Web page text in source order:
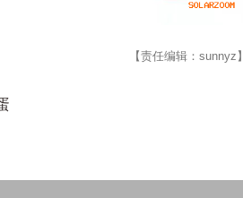
【责任编辑：sunnyz】